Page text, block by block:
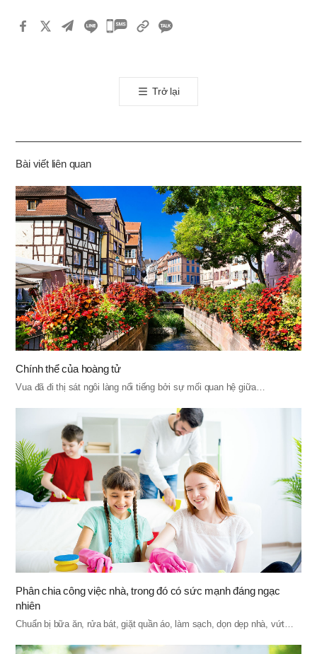
카
톡
공
기
Trở lại
Bài viết liên quan
Chính thể của hoàng tử
Vua đã đi thị sát ngôi làng nổi tiếng bởi sự mối quan hệ giữa…
Phân chia công việc nhà, trong đó có sức mạnh đáng ngạc
nhiên
Chuẩn bị bữa ăn, rửa bát, giặt quần áo, làm sạch, dọn dẹp nhà, vứt…